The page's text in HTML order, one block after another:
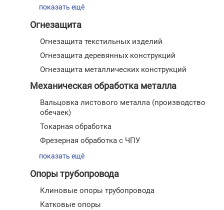
показать ещё
Огнезащита
Огнезащита текстильных изделий
Огнезащита деревянных конструкций
Огнезащита металлических конструкций
Механическая обработка металла
Вальцовка листового металла (производство
обечаек)
Токарная обработка
Фрезерная обработка с ЧПУ
показать ещё
Опоры трубопровода
Клиновые опоры трубопровода
Катковые опоры